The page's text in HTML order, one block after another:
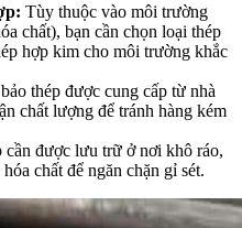
: Tùy thuộc vào môi trường
chất), bạn cần chọn loại thép
hợp kim cho môi trường khắc
thép được cung cấp từ nhà
chất lượng để tránh hàng kém
cần được lưu trữ ở nơi khô ráo,
chất để ngăn chặn gỉ sét.